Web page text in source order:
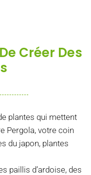
Créer Des
plantes qui mettent
Pergola, votre coin
du japon, plantes
paillis d’ardoise, des